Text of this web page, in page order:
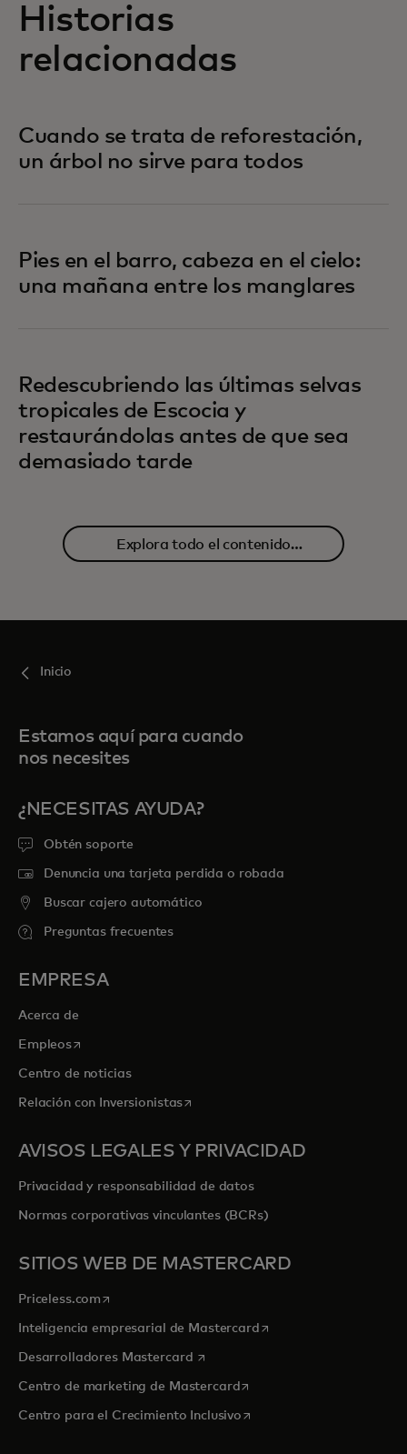
Historias
relacionadas
Cuando se trata de reforestación,
un árbol no sirve para todos
Pies en el barro, cabeza en el cielo:
una mañana entre los manglares
Redescubriendo las últimas selvas
tropicales de Escocia y
restaurándolas antes de que sea
demasiado tarde
Explora todo el contenido
Inicio
Estamos aquí para cuando
nos necesites
¿NECESITAS AYUDA?
Obtén soporte
Denuncia una tarjeta perdida o robada
Buscar cajero automático
Preguntas frecuentes
EMPRESA
Acerca de
Empleosse abre en una pestaña nueva
Centro de noticias
Relación con Inversionistasse abre en una pestaña nueva
AVISOS LEGALES Y PRIVACIDAD
Privacidad y responsabilidad de datos
Normas corporativas vinculantes (BCRs)
SITIOS WEB DE MASTERCARD
Priceless.com se abre en una pestaña nueva
Inteligencia empresarial de Mastercardse abre en una pestaña
Desarrolladores Mastercard se abre en una pestaña nueva
Centro de marketing de Mastercardse abre en una pestaña
Centro para el Crecimiento Inclusivose abre en una pestaña